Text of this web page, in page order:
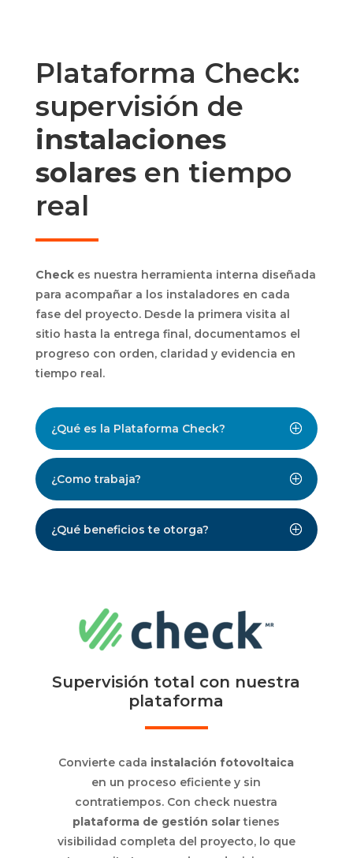
Plataforma Check:
supervisión de
instalaciones
solaresen tiempo
real
Checkes nuestra herramienta interna diseñada
para acompañar a los instaladores en cada
fase del proyecto. Desde la primera visita al
sitio hasta la entrega final, documentamos el
progreso con orden, claridad y evidencia en
tiempo real.
¿Qué es la Plataforma Check?
¿Como trabaja?
¿Qué beneficios te otorga?
Supervisión total con nuestra
plataforma
Convierte cada instalación fotovoltaica
en un proceso eficiente y sin
contratiempos. Con check nuestra
plataforma de gestión solartienes
visibilidad completa del proyecto, lo que